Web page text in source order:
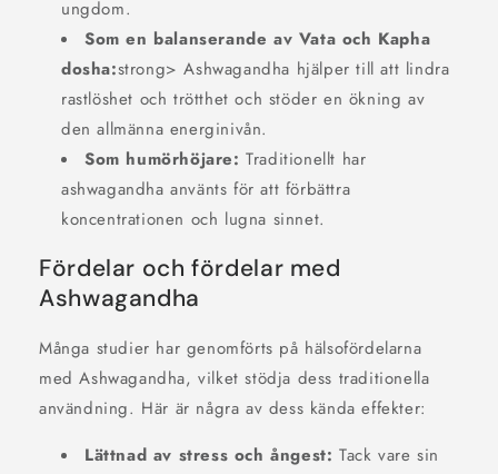
ungdom.
Som en balanserande av Vata och Kapha
dosha:strong> Ashwagandha hjälper till att lindra
rastlöshet och trötthet och stöder en ökning av
den allmänna energinivån.
Som humörhöjare: Traditionellt har
ashwagandha använts för att förbättra
koncentrationen och lugna sinnet.
Fördelar och fördelar med
Ashwagandha
Många studier har genomförts på hälsofördelarna
med Ashwagandha, vilket stödja dess traditionella
användning. Här är några av dess kända effekter:
Lättnad av stress och ångest: Tack vare sin